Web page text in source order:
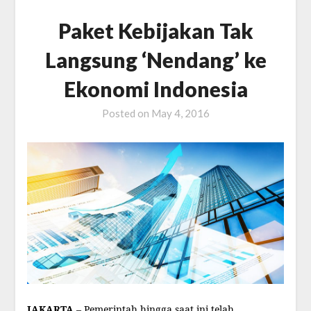
Paket Kebijakan Tak
Langsung ‘Nendang’ ke
Ekonomi Indonesia
Posted on May 4, 2016